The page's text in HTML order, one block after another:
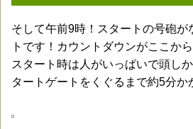
そして午前9時！スタートの号砲が
トです！カウントダウンがここか
スタート時は人がいっぱいで頭し
タートゲートをくぐるまで約5分か